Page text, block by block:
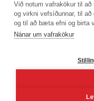
Við notum vafrakökur til að
og virkni vefsíðunnar, til að
og til að bæta efni og birta
Nánar um vafrakökur
Phone number